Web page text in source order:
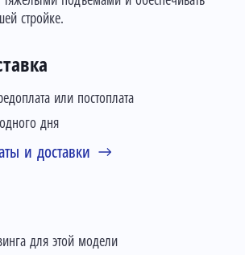
или постоплата
дня
и доставки
для этой модели
стройке.